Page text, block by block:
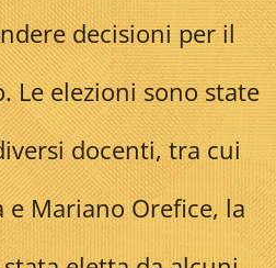
decisioni per il
elezioni sono state
docenti, tra cui
e Mariano Orefice, la